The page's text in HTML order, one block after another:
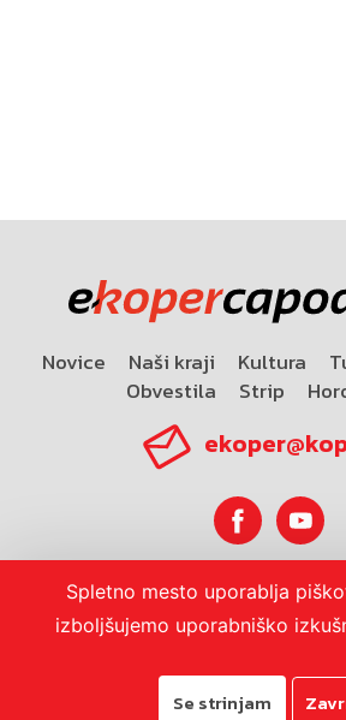
Novice Naši kraji Kultura
Obvestila
Strip
Spletno mesto uporablja
izboljšujemo uporabniško
Se strinjam